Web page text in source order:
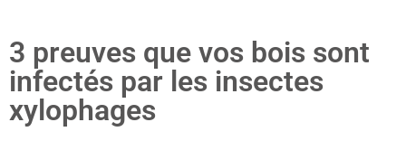
3 preuves que vos bois sont
infectés par les insectes
xylophages